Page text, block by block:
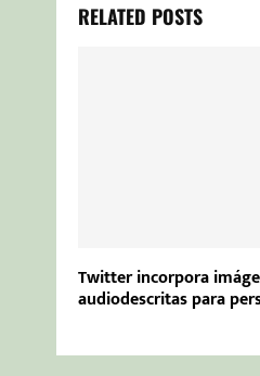
RELATED POSTS
Twitter incorpora
audiodescritas para